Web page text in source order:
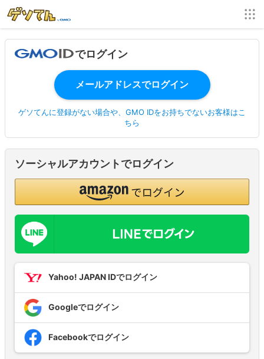
でログイン
ゲソてんに登録がない場合や、GMO IDをお持ちでないお客様はこ
ちら
ソーシャルアカウントでログイン
Yahoo! JAPAN IDでログイン
Googleでログイン
Facebookでログイン